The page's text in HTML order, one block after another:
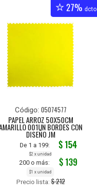
27% dcto
Código: 05074577
PAPEL ARROZ 50X50CM
001UN BORDES CON
DISEÑO JM
De 1 a 199: $ 154
$2 x unidad
200 o más: $ 139
$1 x unidad
Precio lista:$ 212